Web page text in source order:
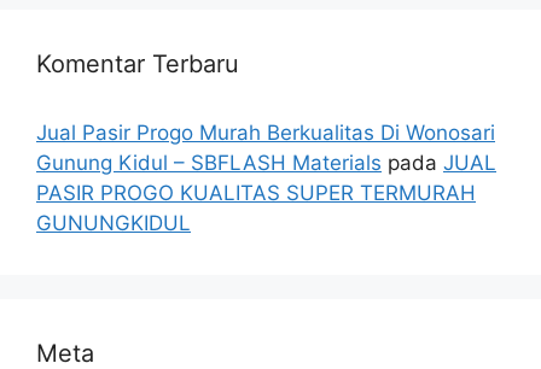
Komentar Terbaru
Jual Pasir Progo Murah Berkualitas Di Wonosari
Gunung Kidul – SBFLASH Materials pada JUAL
PASIR PROGO KUALITAS SUPER TERMURAH
GUNUNGKIDUL
Meta